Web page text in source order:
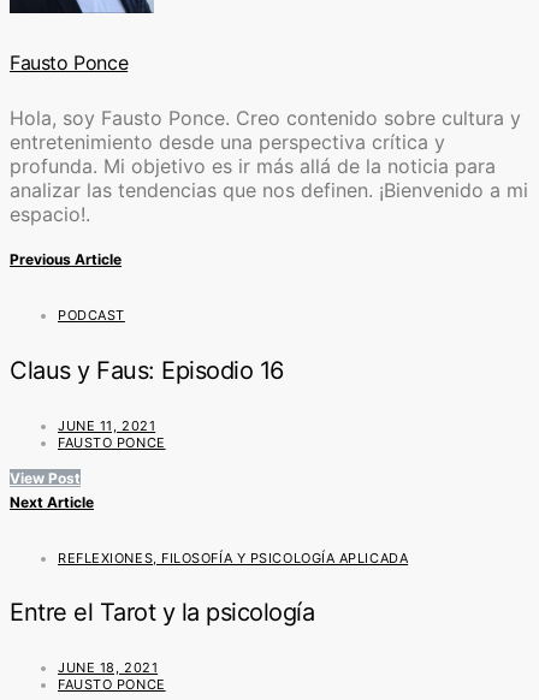
Fausto Ponce
Hola, soy Fausto Ponce. Creo contenido sobre cultura y
entretenimiento desde una perspectiva crítica y
profunda. Mi objetivo es ir más allá de la noticia para
analizar las tendencias que nos definen. ¡Bienvenido a mi
espacio!.
Previous Article
PODCAST
Claus y Faus: Episodio 16
JUNE 11, 2021
FAUSTO PONCE
View Post
Next Article
REFLEXIONES, FILOSOFÍA Y PSICOLOGÍA APLICADA
Entre el Tarot y la psicología
JUNE 18, 2021
FAUSTO PONCE